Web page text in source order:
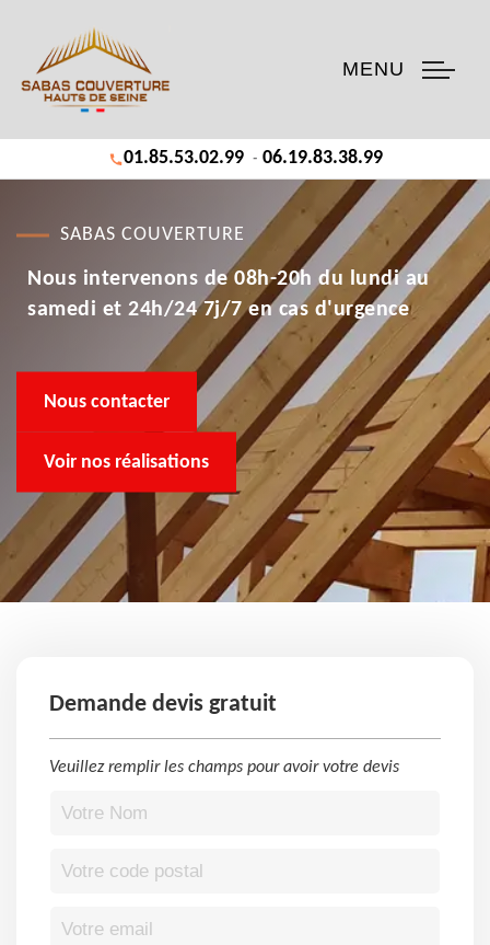
MENU
01.85.53.02.99 - 06.19.83.38.99
SABAS COUVERTURE
Nous intervenons de 08h-20h du lundi au
samedi et 24h/24 7j/7 en cas d'urgence
Nous contacter
Voir nos réalisations
Demande devis gratuit
Veuillez remplir les champs pour avoir votre devis